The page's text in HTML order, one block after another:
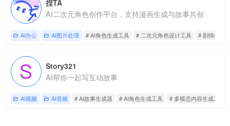
捏TA
AI二次元角色创作平台，支持漫画生成与故事共创
AI办公 AI图片处理 # AI角色生成工具 # 二次元角色设计工具 # 剧情生成
Story321
AI帮你一起写互动故事
AI视频 AI音频 # AI故事生成器 # AI角色生成工具 # 多模态内容生成工具